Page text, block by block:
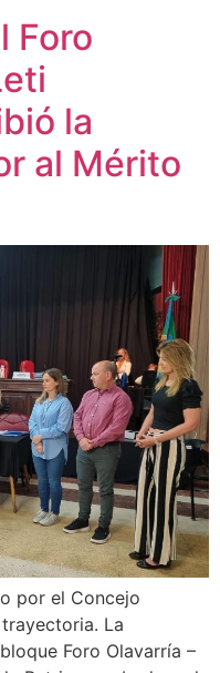
Foro
la
al Mérito
por el Concejo
La
Foro Olavarría –